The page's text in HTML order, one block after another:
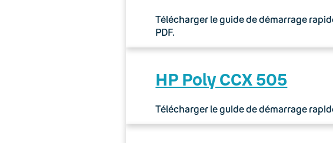
Télécharger le guide de démarrage
PDF.
HP Poly CCX 505
Télécharger le guide de démarrage